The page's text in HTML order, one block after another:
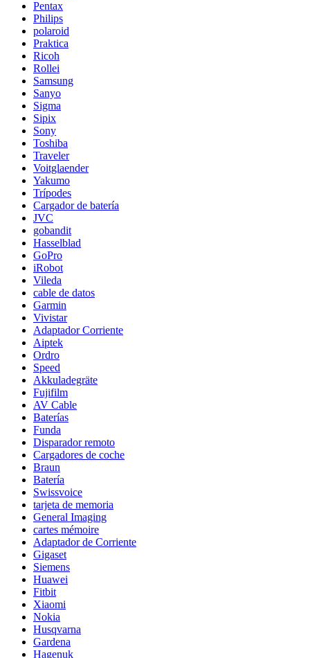
Pentax
Philips
polaroid
Praktica
Ricoh
Rollei
Samsung
Sanyo
Sigma
Sipix
Sony
Toshiba
Traveler
Voitglaender
Yakumo
Trípodes
Cargador de batería
JVC
gobandit
Hasselblad
GoPro
iRobot
Vileda
cable de datos
Garmin
Vivistar
Adaptador Corriente
Aiptek
Ordro
Speed
Akkuladegräte
Fujifilm
AV Cable
Baterías
Funda
Disparador remoto
Cargadores de coche
Braun
Batería
Swissvoice
tarjeta de memoria
General Imaging
cartes mémoire
Adaptador de Corriente
Gigaset
Siemens
Huawei
Fitbit
Xiaomi
Nokia
Husqvarna
Gardena
Hagenuk